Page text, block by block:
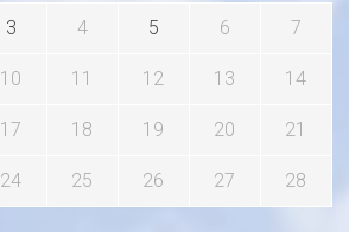
3 4 5 6 7
10 11 12 13 14
17 18 19 20 21
24 25 26 27
28